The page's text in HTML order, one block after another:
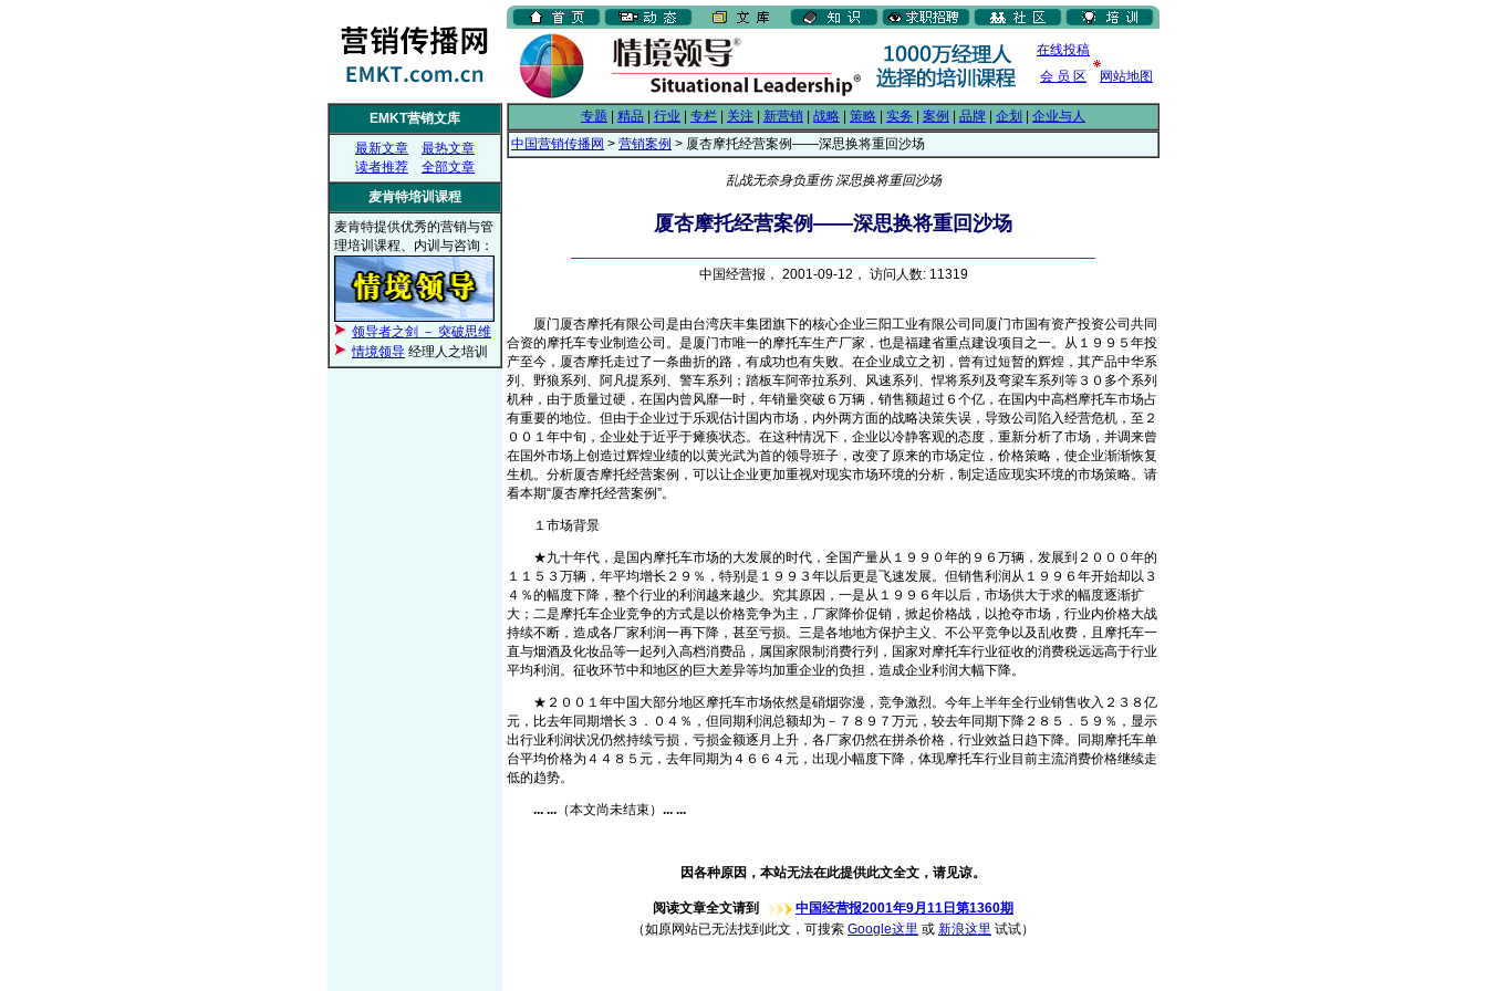
在线投稿
会 员 区
网站地图
EMKT营销文库
最新文章
最热文章
读者推荐
全部文章
麦肯特培训课程
麦肯特提供优秀的营销与管
理培训课程、内训与咨询：
领导者之剑 － 突破思维
情境领导 经理人之培训
专题 精品 行业 专栏 关注 新营销 战略 策略 实务 案例 品牌 企划
企业与人
中国营销传播网 > 营销案例 > 厦杏摩托经营案例——深思换将重回沙场
乱战无奈身负重伤 深思换将重回沙场
厦杏摩托经营案例——深思换将重回沙场
中国经营报， 2001-09-12， 访问人数: 11319
厦门厦杏摩托有限公司是由台湾庆丰集团旗下的核心企业三阳工业有限公司同厦门市国有资产投资公司共同
合资的摩托车专业制造公司。是厦门市唯一的摩托车生产厂家，也是福建省重点建设项目之一。从１９９５年投
产至今，厦杏摩托走过了一条曲折的路，有成功也有失败。在企业成立之初，曾有过短暂的辉煌，其产品中华系
列、野狼系列、阿凡提系列、警车系列；踏板车阿帝拉系列、风速系列、悍将系列及弯梁车系列等３０多个系列
机种，由于质量过硬，在国内曾风靡一时，年销量突破６万辆，销售额超过６个亿，在国内中高档摩托车市场占
有重要的地位。但由于企业过于乐观估计国内市场，内外两方面的战略决策失误，导致公司陷入经营危机，至２
００１年中旬，企业处于近乎于瘫痪状态。在这种情况下，企业以冷静客观的态度，重新分析了市场，并调来曾
在国外市场上创造过辉煌业绩的以黄光武为首的领导班子，改变了原来的市场定位，价格策略，使企业渐渐恢复
生机。分析厦杏摩托经营案例，可以让企业更加重视对现实市场环境的分析，制定适应现实环境的市场策略。请
看本期“厦杏摩托经营案例”。
１市场背景
★九十年代，是国内摩托车市场的大发展的时代，全国产量从１９９０年的９６万辆，发展到２０００年的
１１５３万辆，年平均增长２９％，特别是１９９３年以后更是飞速发展。但销售利润从１９９６年开始却以３
４％的幅度下降，整个行业的利润越来越少。究其原因，一是从１９９６年以后，市场供大于求的幅度逐渐扩
大；二是摩托车企业竞争的方式是以价格竞争为主，厂家降价促销，掀起价格战，以抢夺市场，行业内价格大战
持续不断，造成各厂家利润一再下降，甚至亏损。三是各地地方保护主义、不公平竞争以及乱收费，且摩托车一
直与烟酒及化妆品等一起列入高档消费品，属国家限制消费行列，国家对摩托车行业征收的消费税远远高于行业
平均利润。征收环节中和地区的巨大差异等均加重企业的负担，造成企业利润大幅下降。
★２００１年中国大部分地区摩托车市场依然是硝烟弥漫，竞争激烈。今年上半年全行业销售收入２３８亿
元，比去年同期增长３．０４％，但同期利润总额却为－７８９７万元，较去年同期下降２８５．５９％，显示
出行业利润状况仍然持续亏损，亏损金额逐月上升，各厂家仍然在拼杀价格，行业效益日趋下降。同期摩托车单
台平均价格为４４８５元，去年同期为４６６４元，出现小幅度下降，体现摩托车行业目前主流消费价格继续走
低的趋势。
... ... （本文尚未结束） ... ...
因各种原因，本站无法在此提供此文全文，请见谅。
阅读文章全文请到
中国经营报2001年9月11日第1360期
（如原网站已无法找到此文，可搜索 Google这里 或 新浪这里 试试）